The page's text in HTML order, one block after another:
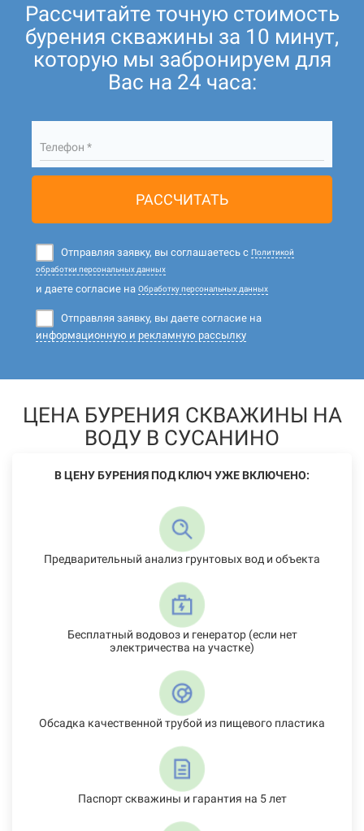
Рассчитайте точную стоимость
бурения скважины за 10 минут,
которую мы забронируем для
Вас на 24 часа:
Телефон *
РАССЧИТАТЬ
Отправляя заявку, вы соглашаетесь с Политикой
обработки персональных данных
и даете согласие на Обработку персональных данных
Отправляя заявку, вы даете согласие на
информационную и рекламную рассылку
ЦЕНА БУРЕНИЯ СКВАЖИНЫ НА
ВОДУ В СУСАНИНО
В ЦЕНУ БУРЕНИЯ ПОД КЛЮЧ УЖЕ ВКЛЮЧЕНО:
Предварительный анализ грунтовых вод и объекта
Бесплатный водовоз и генератор (если нет
электричества на участке)
Обсадка качественной трубой из пищевого пластика
Паспорт скважины и гарантия на 5 лет